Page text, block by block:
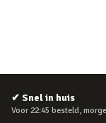
✔ Snel in huis
Voor 22:45 besteld,